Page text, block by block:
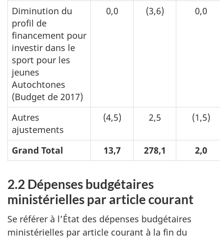
Diminution du
profil de
financement pour
investir dans le
sport pour les
jeunes
Autochtones
(Budget de 2017)
0,0 (3,6) 0,0
Autres
ajustements
(4,5) 2,5 (1,5)
Grand Total 13,7 278,1 2,0
2.2 Dépenses budgétaires
ministérielles par article courant
Se référer à l’État des dépenses budgétaires
ministérielles par article courant à la fin du